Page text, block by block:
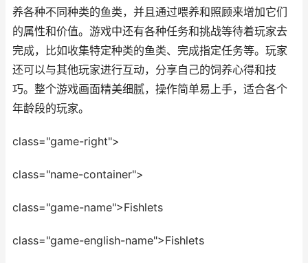
养各种不同种类的鱼类，并且通过喂养和照顾来增加它们
的属性和价值。游戏中还有各种任务和挑战等待着玩家去
完成，比如收集特定种类的鱼类、完成指定任务等。玩家
还可以与其他玩家进行互动，分享自己的饲养心得和技
巧。整个游戏画面精美细腻，操作简单易上手，适合各个
年龄段的玩家。
class="game-right">
class="name-container">
class="game-name">Fishlets
class="game-english-name">Fishlets